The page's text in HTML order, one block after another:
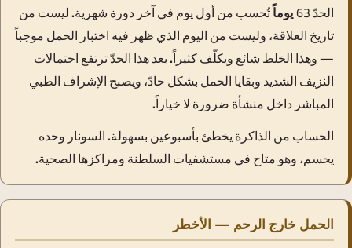
الحدّ63 يوماً
تُحسب من أول يوم في آخر دورة شهرية. ليست من
تاريخ العلاقة، وليست من اليوم الذي ظهر فيه اختبار الحمل موجباً
— وهذا الخلط شائع ويكلّف كثيراً. بعد هذا الحدّ ترتفع احتمالات
النزيف الشديد وبقايا الحمل بشكل حادّ، ويصبح الإشراف الطبي
المباشر داخل منشأة ضرورة لا خياراً.
الحساب من الذاكرة يخطئ بأسبوعين بسهولة. السونار وحده
يحسم، وهو متاح في مستشفيات السلطنة ومراكزها الصحية.
الحمل خارج الرحم — الأخطر